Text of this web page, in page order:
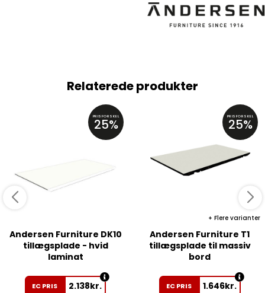
Relaterede produkter
PRISFORSKEL
25%
Andersen Furniture DK10
tillægsplade - hvid
laminat
EC PRIS 2.138kr.
PRISFORSKEL
25%
Flere varianter
Andersen Furniture T1
tillægsplade til massiv
bord
EC PRIS 1.646kr.